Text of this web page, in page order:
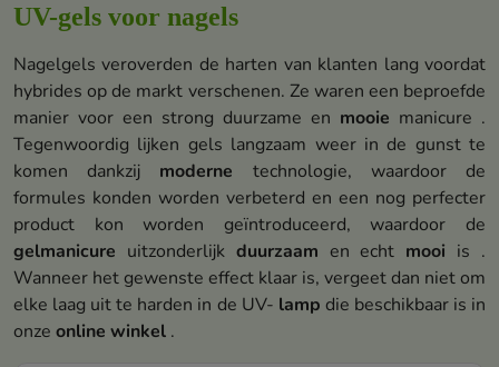
UV-gels voor nagels
Nagelgels veroverden de harten van klanten lang voordat
hybrides op de markt verschenen. Ze waren een beproefde
manier voor een strong duurzame en mooie manicure .
Tegenwoordig lijken gels langzaam weer in de gunst te
komen dankzij moderne technologie, waardoor de
formules konden worden verbeterd en een nog perfecter
product kon worden geïntroduceerd, waardoor de
gelmanicure uitzonderlijk duurzaam en echt mooi is .
Wanneer het gewenste effect klaar is, vergeet dan niet om
elke laag uit te harden in de UV- lamp die beschikbaar is in
onze online winkel .